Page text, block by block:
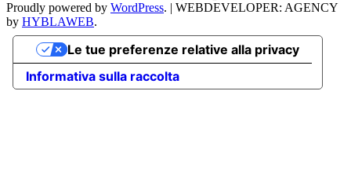
Proudly powered by WordPress. | WEBDEVELOPER: AGENCY
by HYBLAWEB.
Informativa sulla raccolta
Le tue preferenze relative alla privacy